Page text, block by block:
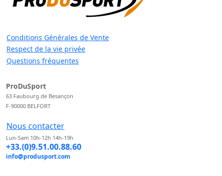
Conditions Générales de Vente
Respect de la vie privée
Questions fréquentes
ProDuSport
63 Faubourg de Besançon
F-90000 BELFORT
Nous contacter
Lun-Sam 10h-12h 14h-19h
+33.(0)9.51.00.88.60
info@produsport.com